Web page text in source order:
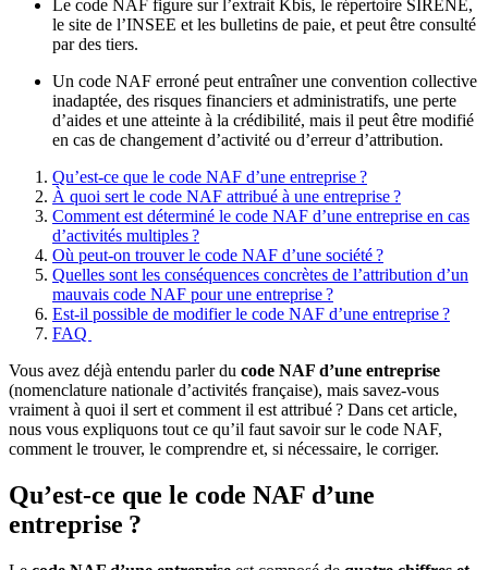
Le code NAF figure sur l’extrait Kbis, le répertoire SIRENE,
le site de l’INSEE et les bulletins de paie, et peut être consulté
par des tiers.
Un code NAF erroné peut entraîner une convention collective
inadaptée, des risques financiers et administratifs, une perte
d’aides et une atteinte à la crédibilité, mais il peut être modifié
en cas de changement d’activité ou d’erreur d’attribution.
Qu’est-ce que le code NAF d’une entreprise ?
À quoi sert le code NAF attribué à une entreprise ?
Comment est déterminé le code NAF d’une entreprise en cas
d’activités multiples ?
Où peut-on trouver le code NAF d’une société ?
Quelles sont les conséquences concrètes de l’attribution d’un
mauvais code NAF pour une entreprise ?
Est-il possible de modifier le code NAF d’une entreprise ?
FAQ
Vous avez déjà entendu parler du code NAF d’une entreprise
(nomenclature nationale d’activités française), mais savez-vous
vraiment à quoi il sert et comment il est attribué ? Dans cet article,
nous vous expliquons tout ce qu’il faut savoir sur le code NAF,
comment le trouver, le comprendre et, si nécessaire, le corriger.
Qu’est-ce que le code NAF d’une
entreprise ?